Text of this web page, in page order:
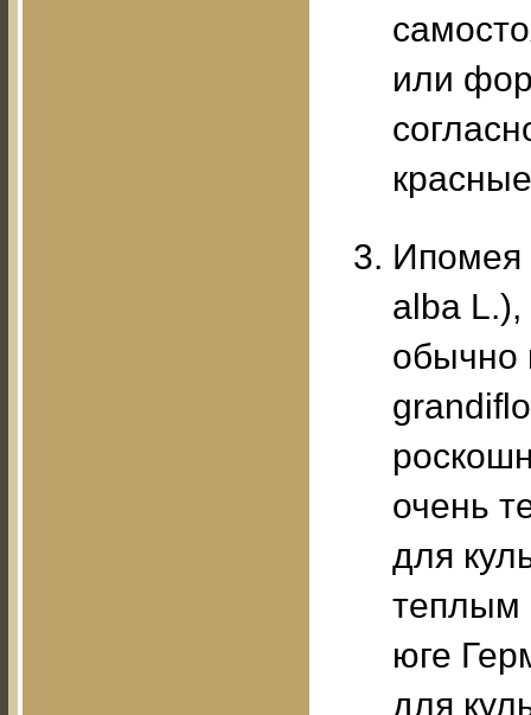
или
Ипомея
alba
обычно
очень
для
теплым
юге
для